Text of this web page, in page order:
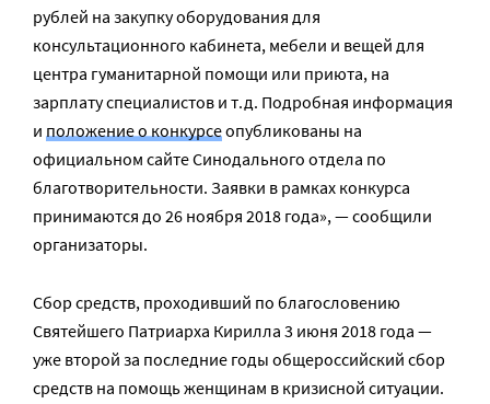
рублей на закупку оборудования для
консультационного кабинета, мебели и вещей для
центра гуманитарной помощи или приюта, на
зарплату специалистов и т.д. Подробная информация
и положение о конкурсеопубликованы на
официальном сайте Синодального отдела по
благотворительности. Заявки в рамках конкурса
принимаются до 26 ноября 2018 года», — сообщили
организаторы.
Сбор средств, проходивший по благословению
Святейшего Патриарха Кирилла 3 июня 2018 года —
уже второй за последние годы общероссийский сбор
средств на помощь женщинам в кризисной ситуации.